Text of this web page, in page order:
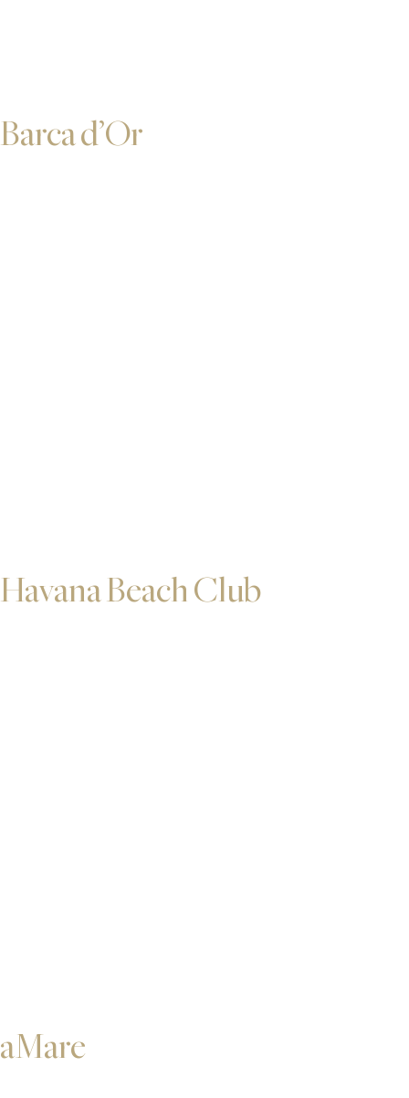
Barca d’Or
Havana Beach Club
aMare